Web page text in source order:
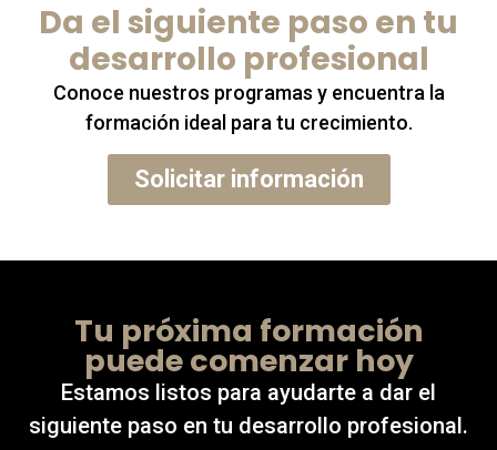
Da el siguiente paso en tu
desarrollo profesional
Conoce nuestros programas y encuentra la
formación ideal para tu crecimiento.
Solicitar información
Tu próxima formación
puede comenzar hoy
Estamos listos para ayudarte a dar el
siguiente paso en tu desarrollo profesional.